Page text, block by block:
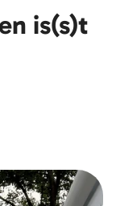
is(s)t